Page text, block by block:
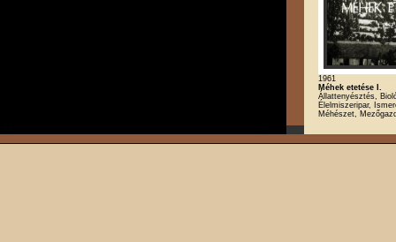
1961
Méhek etetése I.
Állattenyésztés,
Élelmiszeripar,
Méhészet,